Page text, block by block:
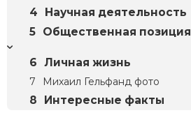
Научная деятельность
Общественная позиция
Личная жизнь
Михаил Гельфанд фото
Интересные факты